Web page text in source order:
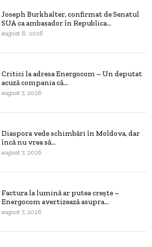
Joseph Burkhalter, confirmat de Senatul
SUA ca ambasador în Republica...
august 8, 2026
Critici la adresa Energocom – Un deputat
acuză compania că...
august 7, 2026
Diaspora vede schimbări în Moldova, dar
încă nu vrea să...
august 7, 2026
Factura la lumină ar putea crește –
Energocom avertizează asupra...
august 7, 2026